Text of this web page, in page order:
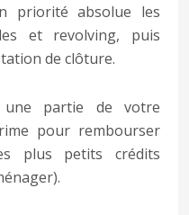
priorité absolue les
et revolving, puis
de clôture.
partie de votre
pour rembourser
plus petits crédits